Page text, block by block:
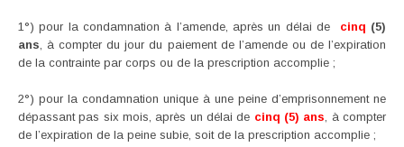
1°) pour la condamnation à l’amende, après un délai de cinq (5)
ans , à compter du jour du paiement de l’amende ou de l’expiration
de la contrainte par corps ou de la prescription accomplie ;
2°) pour la condamnation unique à une peine d’emprisonnement ne
dépassant pas six mois, après un délai de cinq (5) ans , à compter
de l’expiration de la peine subie, soit de la prescription accomplie ;